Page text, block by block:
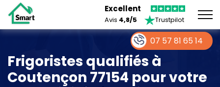
Excellent
Avis 4,8/5 Trustpilot
Frigoristes qualifiés à
Coutençon 77154 pour votre
07 57 81 65 14